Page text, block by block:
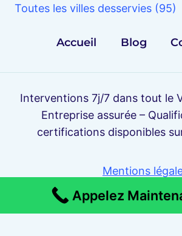
Toutes les villes desservies (95)
Accueil Blog
Interventions 7j/7 dans tout le
Entreprise assurée –
certifications disponibles
Mentions
© 2026 Travaux
Appelez